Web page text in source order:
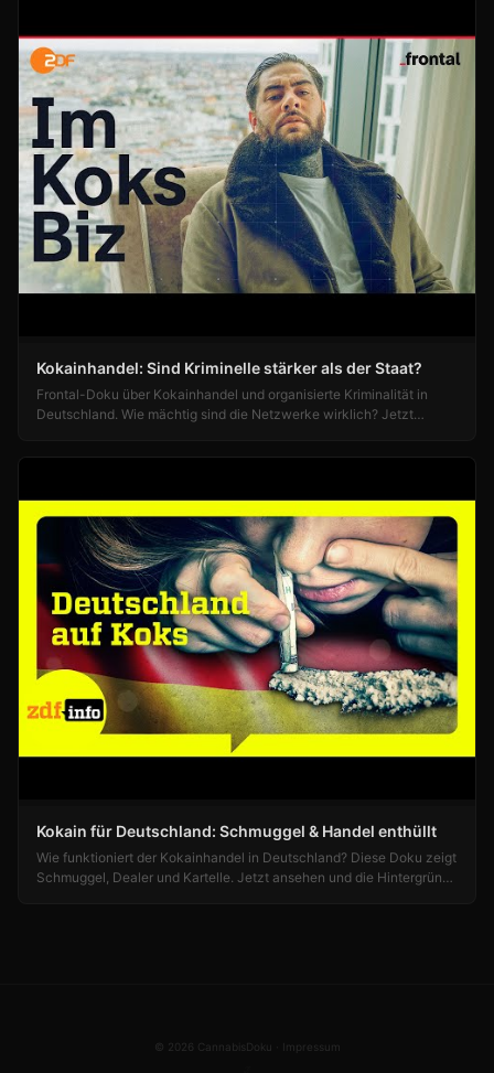
Kokainhandel: Sind Kriminelle stärker als der Staat?
Frontal-Doku über Kokainhandel und organisierte Kriminalität in
Deutschland. Wie mächtig sind die Netzwerke wirklich? Jetzt
Kokain für Deutschland: Schmuggel & Handel enthüllt
Wie funktioniert der Kokainhandel in Deutschland? Diese Doku zeigt
Schmuggel, Dealer und Kartelle. Jetzt ansehen und die Hintergründe
© 2026 CannabisDoku · Impressum